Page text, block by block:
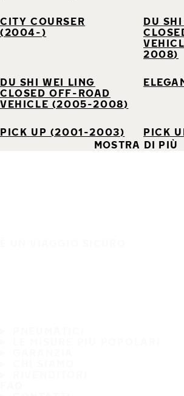
CITY COURSER
(2004-)
DU
2008)
DU SHI WEI LING
CLOSED OFF-ROAD
VEHICLE (2005-2008)
PICK UP (2001-2003)
PICK
MOSTRA DI PIÙ